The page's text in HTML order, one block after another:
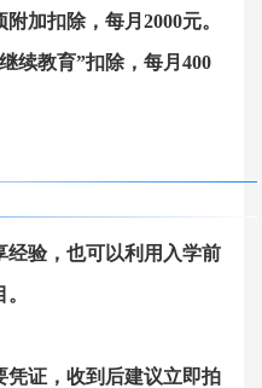
加扣除，每月2000元。
续教育”扣除，每月400
经验，也可以利用入学前
凭证，收到后建议立即拍